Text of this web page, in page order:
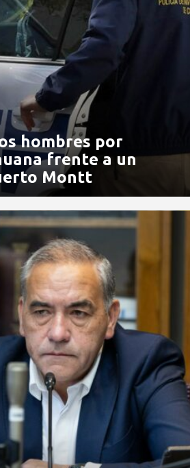
hombres por
frente a un
Montt